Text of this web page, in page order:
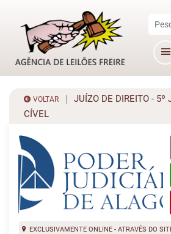
VOLTAR
JUÍZO DE DIREITO - 5º
CÍVEL
EXCLUSIVAMENTE ONLINE - ATRAVÉS DO